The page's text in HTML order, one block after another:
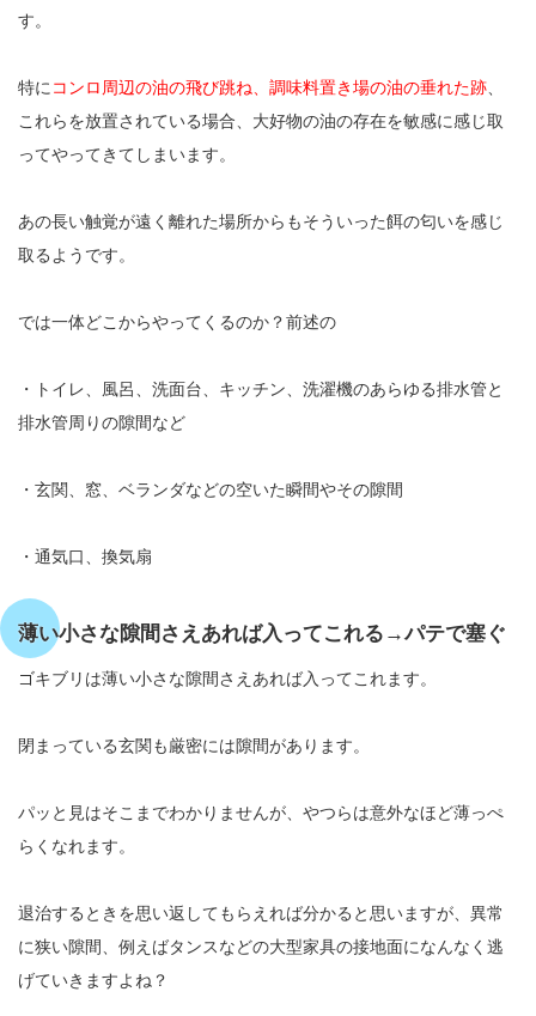
す。
特に コンロ周辺の油の飛び跳ね、調味料置き場の油の垂れた跡
これらを放置されている場合、大好物の油の存在を敏感に感じ取
ってやってきてしまいます。
あの長い触覚が遠く離れた場所からもそういった餌の匂いを感じ
取るようです。
では一体どこからやってくるのか？前述の
・トイレ、風呂、洗面台、キッチン、洗濯機のあらゆる排水管と
排水管周りの隙間など
・玄関、窓、ベランダなどの空いた瞬間やその隙間
・通気口、換気扇
薄い小さな隙間さえあれば入ってこれる→パテで塞ぐ
ゴキブリは薄い小さな隙間さえあれば入ってこれます。
閉まっている玄関も厳密には隙間があります。
パッと見はそこまでわかりませんが、やつらは意外なほど薄っぺ
らくなれます。
退治するときを思い返してもらえれば分かると思いますが、異常
に狭い隙間、例えばタンスなどの大型家具の接地面になんなく逃
げていきますよね？